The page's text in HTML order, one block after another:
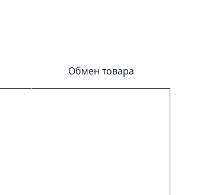
Обмен товара